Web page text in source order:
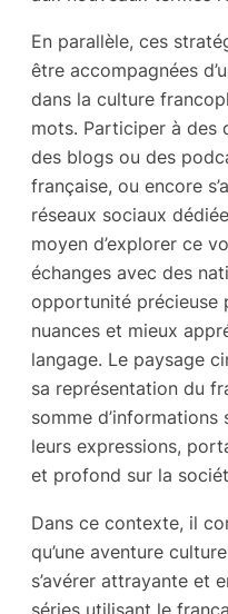
En parallèle, ces
être accompagnées
dans la culture
mots. Participer à des
des blogs ou des
française, ou encore
réseaux sociaux
moyen d’explorer ce
échanges avec des
opportunité précieuse
nuances et mieux
langage. Le paysage
sa représentation du
somme
leurs expressions,
et profond sur la
Dans ce contexte, il
qu’une aventure
s’avérer attrayante et
séries utilisant le